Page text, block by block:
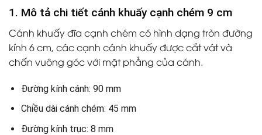
1. Mô tả chi tiết cánh khuấy cạnh chém 9 cm
Cánh khuấy đĩa cạnh chém có hình dạng tròn đường
kính 6 cm, các cạnh cánh khuấy được cắt vát và
chấn vuông góc với mặt phẳng của cánh.
Đường kính cánh: 90 mm
Chiều dài cánh chém: 45 mm
Đường kính trục: 8 mm